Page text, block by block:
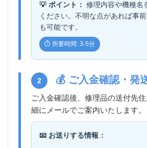
💡 ポイント： 修理内容や機種名
ください。不明な点があれば事
も可能です。
⏱️ 所要時間: 3-5分
2 💰 ご入金確認・発
ご入金確認後、修理品の送付先
細にメールでご案内いたします。
📧 お送りする情報：